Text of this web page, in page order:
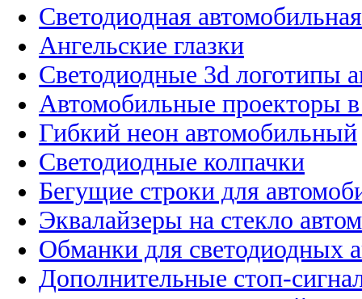
Светодиодная
Ангельские глазки
Светодиодные 3d логотипы
Автомобильные проекторы
Гибкий неон автомобильный
Светодиодные колпачки
Бегущие строки для
Эквалайзеры на стекло
Обманки для светодиодных
Дополнительные стоп-